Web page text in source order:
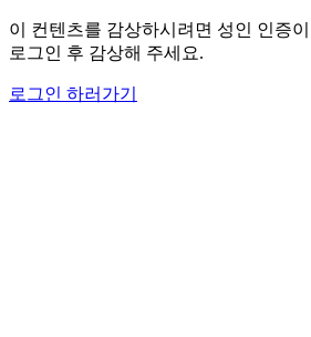
이 컨텐츠를 감상하시려면 성인 인증
로그인 후 감상해 주세요.
로그인 하러가기